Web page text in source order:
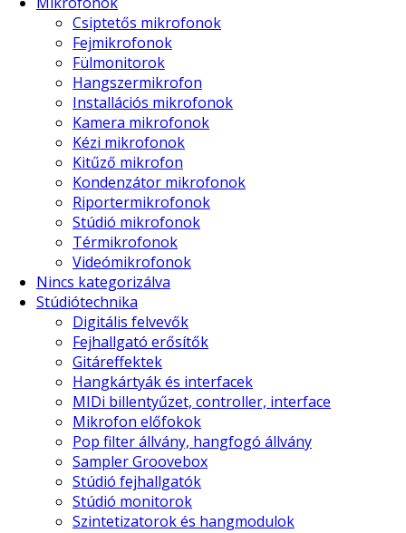
Csiptetős mikrofonok
Fejmikrofonok
Fülmonitorok
Hangszermikrofon
Installációs mikrofonok
Kamera mikrofonok
Kézi mikrofonok
Kitűző mikrofon
Kondenzátor mikrofonok
Riportermikrofonok
Stúdió mikrofonok
Térmikrofonok
Videómikrofonok
Nincs kategorizálva
Stúdiótechnika
Digitális felvevők
Fejhallgató erősítők
Gitáreffektek
Hangkártyák és interfacek
MIDi billentyűzet, controller, interface
Mikrofon előfokok
Pop filter állvány, hangfogó állvány
Sampler Groovebox
Stúdió fejhallgatók
Stúdió monitorok
Szintetizatorok és hangmodulok